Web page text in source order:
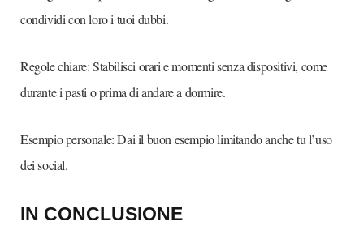
condividi con loro i tuoi dubbi.
Regole chiare: Stabilisci orari e momenti senza dispositivi, come
durante i pasti o prima di andare a dormire.
Esempio personale: Dai il buon esempio limitando anche tu l’uso
dei social.
IN CONCLUSIONE